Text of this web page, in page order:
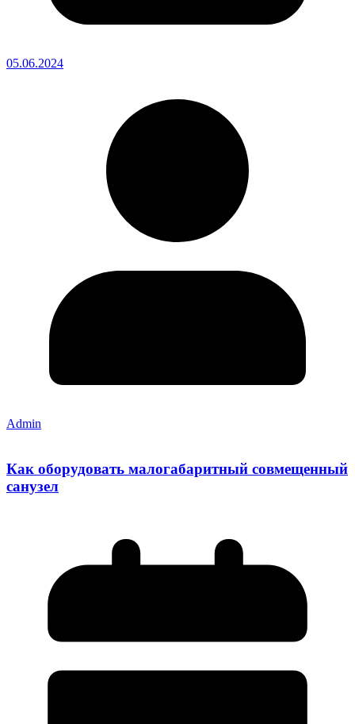
05.06.2024
Admin
Как оборудовать малогабаритный совмещенный
санузел